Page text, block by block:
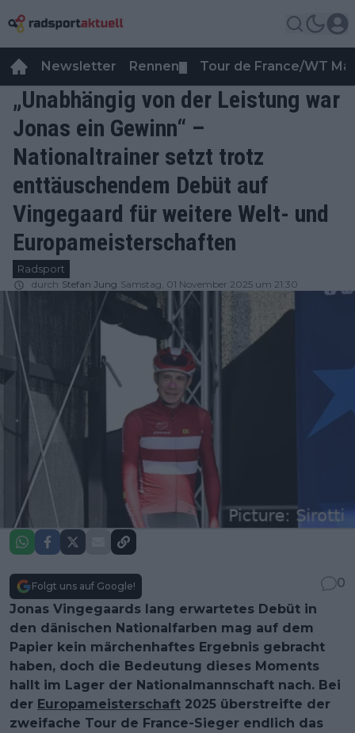
Newsletter Rennen Tour de France/WT
„Unabhängig von der Leistung war
Jonas ein Gewinn“ –
Nationaltrainer setzt trotz
enttäuschendem Debüt auf
Vingegaard für weitere Welt- und
Europameisterschaften
Radsport
durch Stefan Jung Samstag, 01 November 2025 um 21:30
Folgt uns auf Google!
0
Jonas Vingegaards lang erwartetes Debüt in
den dänischen Nationalfarben mag auf dem
Papier kein märchenhaftes Ergebnis gebracht
haben, doch die Bedeutung dieses Moments
hallt im Lager der Nationalmannschaft nach. Bei
der Europameisterschaft 2025 überstreifte der
zweifache Tour de France-Sieger endlich das